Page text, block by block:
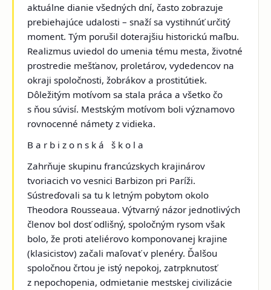
aktuálne dianie všedných dní, často zobrazuje
prebiehajúce udalosti – snaží sa vystihnúť určitý
moment. Tým porušil doterajšiu historickú maľbu.
Realizmus uviedol do umenia tému mesta, životné
prostredie mešťanov, proletárov, vydedencov na
okraji spoločnosti, žobrákov a prostitútiek.
Dôležitým motívom sa stala práca a všetko čo
s ňou súvisí. Mestským motívom boli významovo
rovnocenné námety z vidieka.
B a r b i z o n s k á š k o l a
Zahrňuje skupinu francúzskych krajinárov
tvoriacich vo vesnici Barbizon pri Paríži.
Sústreďovali sa tu k letným pobytom okolo
Theodora Rousseaua. Výtvarný názor jednotlivých
členov bol dosť odlišný, spoločným rysom však
bolo, že proti ateliérovo komponovanej krajine
(klasicistov) začali maľovať v plenéry. Ďalšou
spoločnou črtou je istý nepokoj, zatrpknutosť
z nepochopenia, odmietanie mestskej civilizácie